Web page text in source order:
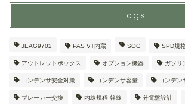
Tags
JEAG9702 PAS VT内蔵 SOG SPD規
アウトレットボックス オプション機器 ガソリ
コンデンサ安全対策 コンデンサ容量 コンデン
ブレーカー交換 内線規程 幹線 分電盤設計